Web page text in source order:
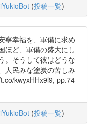
(投稿一覧)
寧幸福を、軍備に求め
ほど、軍備の盛大にし
。そうして彼はどうな
人民みな塗炭の苦しみ
kwyxHHx9l9, pp.74-
(投稿一覧)